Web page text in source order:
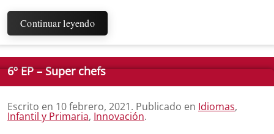
Continuar leyendo
6º EP – Super chefs
Escrito en 10 febrero, 2021. Publicado en Idiomas,
Infantil y Primaria, Innovación.